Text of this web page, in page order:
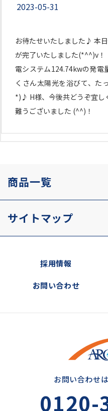
2023-05-31
お待たせいたしました♪ 本
が完了いたしました(*^^)v！
電システム124.74kwの発
くさん太陽光を浴びて、た
*)♪ H様、今後共どうぞ宜し
難うございました (^^)！
商品一覧
サイトマップ
採用情報
お問い合わせ
お問い合わせ
0120-